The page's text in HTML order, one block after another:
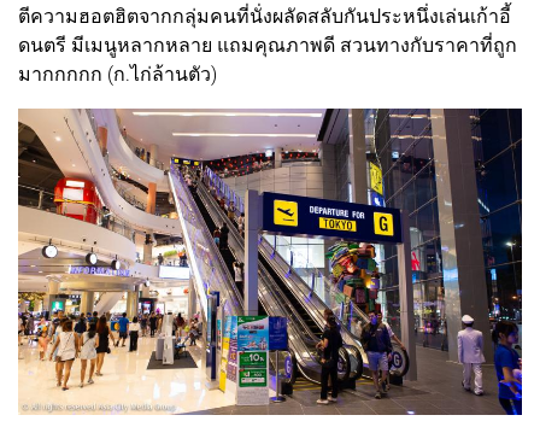
ตีความฮอตฮิตจากกลุ่มคนที่นั่งผลัดสลับกันประหนึ่งเล่นเก้าอี้
ดนตรี มีเมนูหลากหลาย แถมคุณภาพดี สวนทางกับราคาที่ถูก
มากกกกก (ก.ไก่ล้านตัว)